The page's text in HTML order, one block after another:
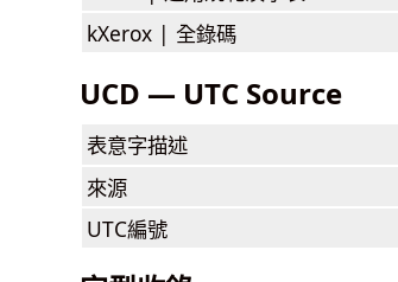
kXerox | 全錄碼
UCD — UTC Source
表意字描述
來源
UTC編號